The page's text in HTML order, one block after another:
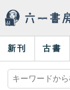
新刊 古書